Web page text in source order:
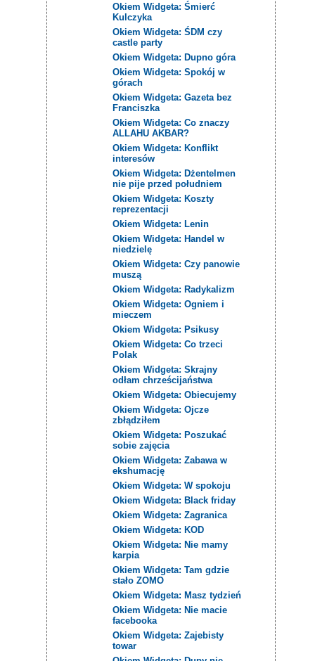
Okiem Widgeta: Śmierć
Kulczyka
Okiem Widgeta: ŚDM czy
castle party
Okiem Widgeta: Dupno góra
Okiem Widgeta: Spokój w
górach
Okiem Widgeta: Gazeta bez
Franciszka
Okiem Widgeta: Co znaczy
ALLAHU AKBAR?
Okiem Widgeta: Konflikt
interesów
Okiem Widgeta: Dżentelmen
nie pije przed południem
Okiem Widgeta: Koszty
reprezentacji
Okiem Widgeta: Lenin
Okiem Widgeta: Handel w
niedzielę
Okiem Widgeta: Czy panowie
muszą
Okiem Widgeta: Radykalizm
Okiem Widgeta: Ogniem i
mieczem
Okiem Widgeta: Psikusy
Okiem Widgeta: Co trzeci
Polak
Okiem Widgeta: Skrajny
odłam chrześcijaństwa
Okiem Widgeta: Obiecujemy
Okiem Widgeta: Ojcze
zbłądziłem
Okiem Widgeta: Poszukać
sobie zajęcia
Okiem Widgeta: Zabawa w
ekshumację
Okiem Widgeta: W spokoju
Okiem Widgeta: Black friday
Okiem Widgeta: Zagranica
Okiem Widgeta: KOD
Okiem Widgeta: Nie mamy
karpia
Okiem Widgeta: Tam gdzie
stało ZOMO
Okiem Widgeta: Masz tydzień
Okiem Widgeta: Nie macie
facebooka
Okiem Widgeta: Zajebisty
towar